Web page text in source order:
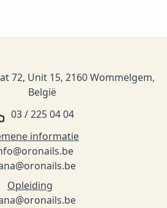
72, Unit 15, 2160 Wommelgem,
België
03 / 225 04 04
informatie
Opleiding